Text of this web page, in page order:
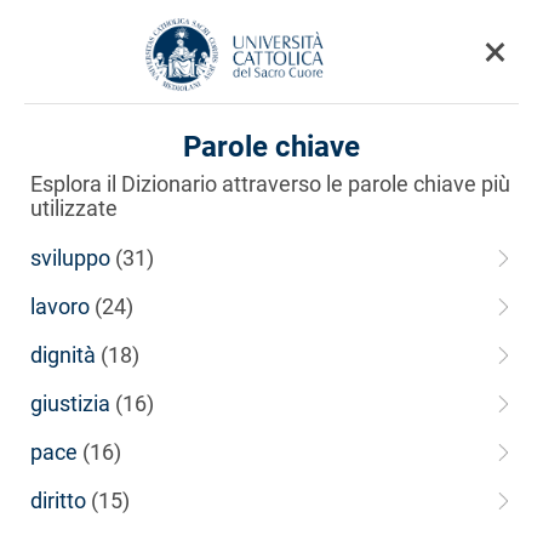
×
Parole chiave
Esplora il Dizionario attraverso le parole chiave più
utilizzate
sviluppo (31)
lavoro (24)
dignità (18)
giustizia (16)
pace (16)
diritto (15)